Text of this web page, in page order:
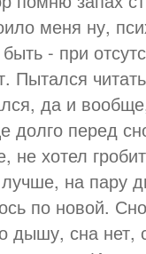
меня ну,
- при
Пытался
да и
долго перед
не хотел
на пару
по новой.
дышу, сна нет,